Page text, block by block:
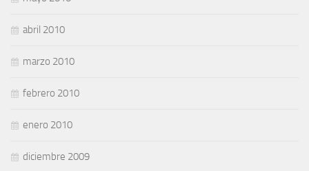
abril 2010
marzo 2010
febrero 2010
enero 2010
diciembre 2009